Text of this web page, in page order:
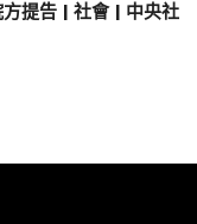
提告 | 社會 | 中央社